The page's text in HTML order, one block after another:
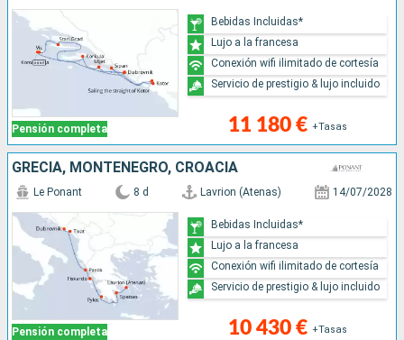
Pensión completa 11 180 € +Tasas
Bebidas Incluidas*
Lujo a la francesa
Conexión wifi ilimitado de cortesía
Servicio de prestigio & lujo incluido
GRECIA, MONTENEGRO, CROACIA
Pensión completa
Le Ponant 8 d Lavrion (Atenas) 14/07/2028
10 430 € +Tasas
Bebidas Incluidas*
Lujo a la francesa
Conexión wifi ilimitado de cortesía
Servicio de prestigio & lujo incluido